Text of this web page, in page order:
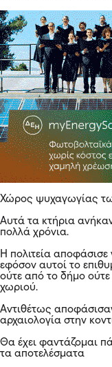
Χώρος ψυχαγωγίας
Αυτά τα κτήρια
πολλά χρόνια.
Η πολιτεία
εφόσον αυτοί το
ούτε από το δήμο
χωριού.
Αντιθέτως
αρχαιολογία στην
Θα έχει φαντάζομαι
τα αποτελέσματα